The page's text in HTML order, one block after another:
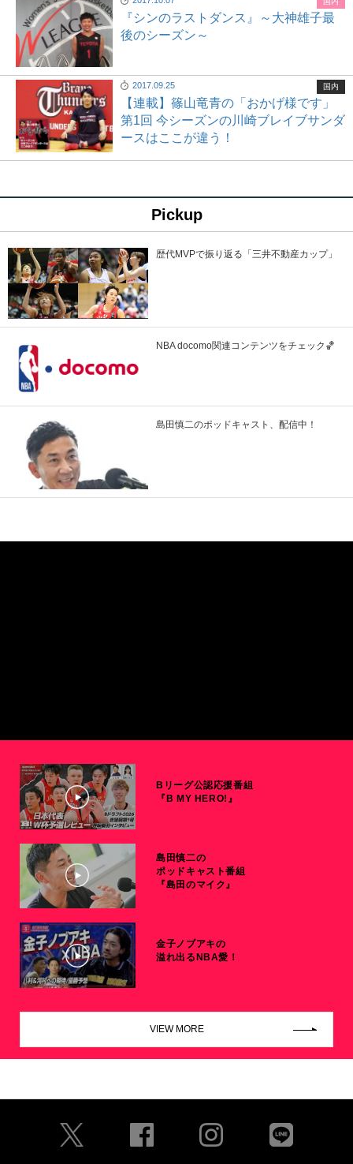
『シンのラストダンス』～大神雄子最
後のシーズン～
2017.09.25
【連載】篠山竜青の「おかげ様です」
第1回 今シーズンの川崎ブレイブサンダ
ースはここが違う！
国内
Pickup
歴代MVPで振り返る「三井不動産カップ」
NBA docomo関連コンテンツをチェック🏀
島田慎二のポッドキャスト、配信中！
Bリーグ公認応援番組
『B MY HERO!』
島田慎二の
ポッドキャスト番組
『島田のマイク』
金子ノブアキの
溢れ出るNBA愛！
VIEW MORE